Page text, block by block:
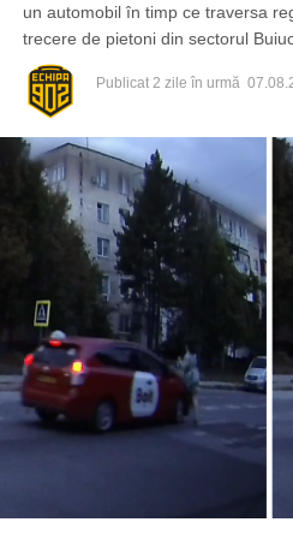
un automobil în timp ce traversa
trecere de pietoni din sectorul
Publicat 2 zile în urmă